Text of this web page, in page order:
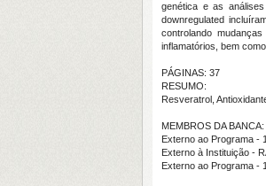
genética e as
downregulated
controlando
inflamatórios, bem
PÁGINAS: 37
RESUMO:
Resveratrol,
MEMBROS DA BANCA:
Externo ao Programa -
Externo à Instituição -
Externo ao Programa -